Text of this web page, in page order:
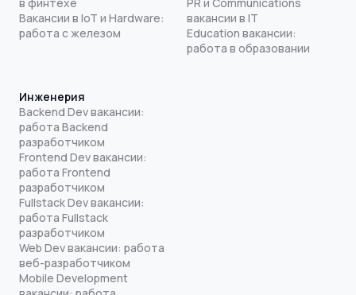
Вакансии в IoT и Hardware:
работа с железом
вакансии в IT
Education вакансии:
работа в образовании
Инженерия
Backend Dev вакансии:
работа Backend
разработчиком
Frontend Dev вакансии:
работа Frontend
разработчиком
Fullstack Dev вакансии:
работа Fullstack
разработчиком
Web Dev вакансии: работа
веб-разработчиком
Mobile Development